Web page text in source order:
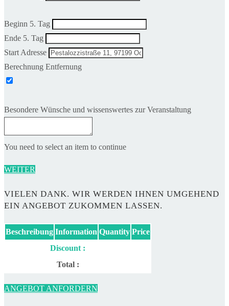
Beginn 5. Tag
Ende 5. Tag
Start Adresse
Berechnung Entfernung
Besondere Wünsche und wissenswertes zur Veranstaltung
You need to select an item to continue
WEITER
VIELEN DANK. WIR WERDEN IHNEN UMGEHEND
EIN ANGEBOT ZUKOMMEN LASSEN.
Beschreibung Information Quantity Price
Discount :
Total :
ANGEBOT ANFORDERN